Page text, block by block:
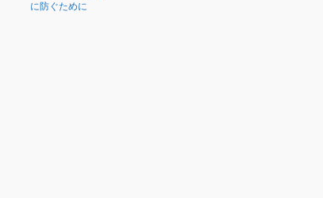
に防ぐために